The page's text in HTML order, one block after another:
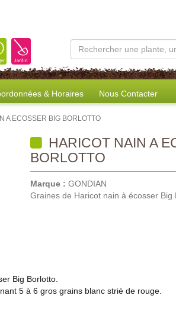
& Horaires Nous Contacter
A ECOSSER BIG BORLOTTO
HARICOT NAIN A
BORLOTTO
Marque : GONDIAN
Graines de Haricot nain à écosser Big
Big Borlotto.
5 à 6 gros grains blanc strié de rouge.